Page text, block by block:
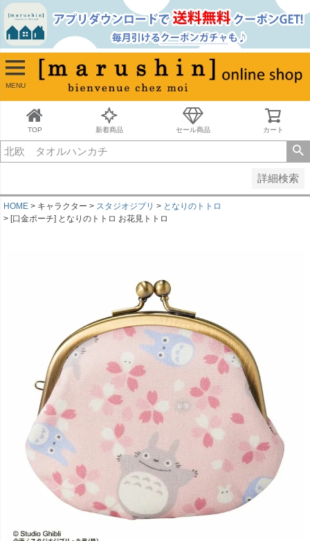
MENU
TOP 新着商品 セール商品 カート
詳細検索
並び順
新着順
古い順
価格が安い順
価格が高い順
キーワードヒット順
HOME キャラクター スタジオジブリ
となりのトトロ
[口金ポーチ] となりのトトロ お花見トトロ